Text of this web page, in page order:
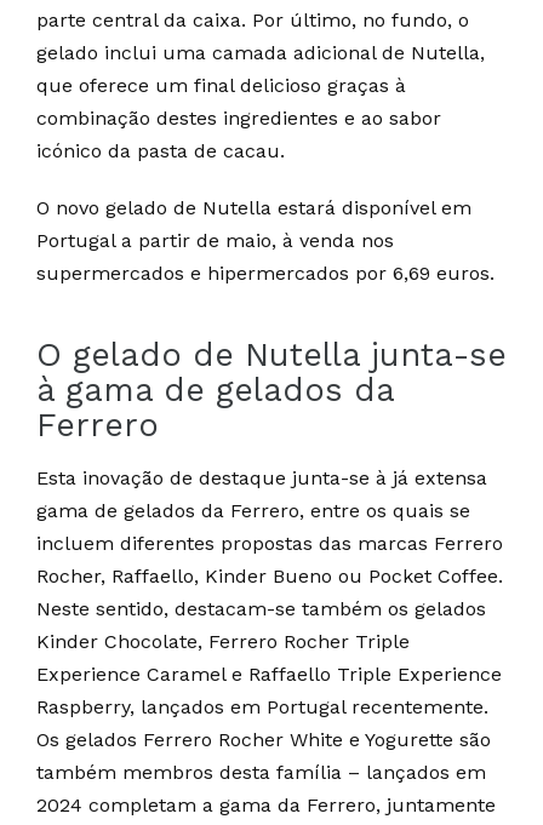
parte central da caixa. Por último, no fundo, o
gelado inclui uma camada adicional de Nutella,
que oferece um final delicioso graças à
combinação destes ingredientes e ao sabor
icónico da pasta de cacau.
O novo gelado de Nutella estará disponível em
Portugal a partir de maio, à venda nos
supermercados e hipermercados por 6,69 euros.
O gelado de Nutella junta-se
à gama de gelados da
Ferrero
Esta inovação de destaque junta-se à já extensa
gama de gelados da Ferrero, entre os quais se
incluem diferentes propostas das marcas Ferrero
Rocher, Raffaello, Kinder Bueno ou Pocket Coffee.
Neste sentido, destacam-se também os gelados
Kinder Chocolate, Ferrero Rocher Triple
Experience Caramel e Raffaello Triple Experience
Raspberry, lançados em Portugal recentemente.
Os gelados Ferrero Rocher White e Yogurette são
também membros desta família – lançados em
2024 completam a gama da Ferrero, juntamente